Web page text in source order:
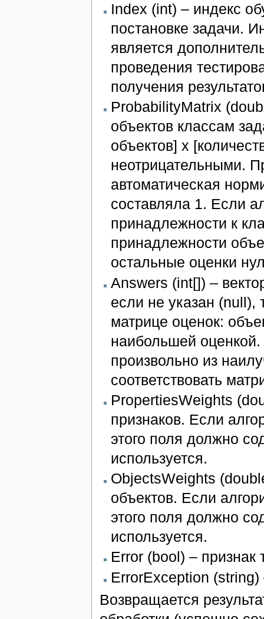
Index (int) – индекс
постановке задачи.
является
проведения
получения
ProbabilityMatrix
объектов классам
объектов] x
неотрицательными.
автоматическая
составляла 1. Если
принадлежности к
принадлежности
остальные оценки
Answers (int[]) –
если не указан (null),
матрице оценок:
наибольшей оценкой.
произвольно из
соответствовать
PropertiesWeights
признаков. Если
этого поля должно
используется.
ObjectsWeights
объектов. Если
этого поля должно
используется.
Error (bool) – признак
ErrorException
Возвращается